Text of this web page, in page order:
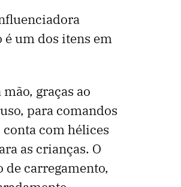
um dos itens em
graças ao
para comandos
com hélices
as crianças. O
carregamento,